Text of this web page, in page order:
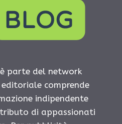
parte del network
comprende
indipendente
di appassionati